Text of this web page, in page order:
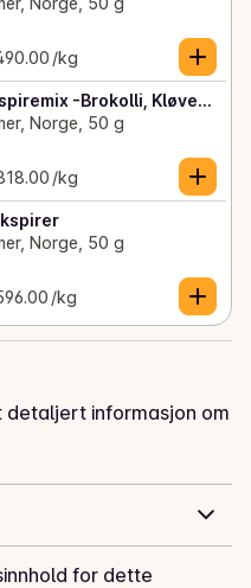
24.50
/kg
/kg
-Brokolli, Kløver, Mungbønner
Norge, 50 g
40.90
/kg
/kg
Norge, 50 g
29.80
/kg
/kg
informasjon om
for dette